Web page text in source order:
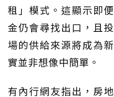
租」模式。這顯示即
金仍會尋找出口，且
場的供給來源將成為
實並非想像中簡單。
有內行網友指出，房